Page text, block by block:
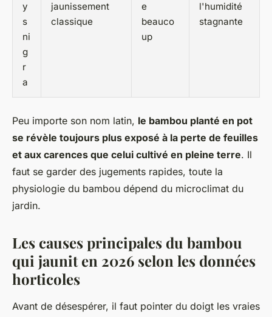
y
s
ni
g
r
a
jaunissement
classique
e
beauco
up
l'humidité
stagnante
Peu importe son nom latin, le bambou planté en pot
se révèle toujours plus exposé à la perte de feuilles
et aux carences que celui cultivé en pleine terre. Il
faut se garder des jugements rapides, toute la
physiologie du bambou dépend du microclimat du
jardin.
Les causes principales du bambou
qui jaunit en 2026 selon les données
horticoles
Avant de désespérer, il faut pointer du doigt les vraies